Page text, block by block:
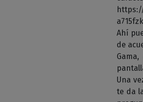
Ahí
de
Una
te da